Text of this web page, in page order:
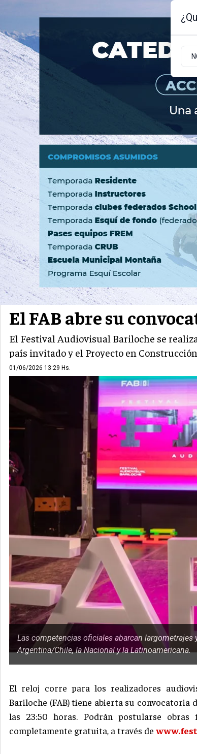
Jueves 6 de 2026
BARILOCHE ZONA
CULTURA
CINE
El FAB abre su
El Festival Audiovisual Bariloche se
país invitado y el Proyecto en
01/06/2026 13:29 Hs.
Las competencias oficiales abarcan
Argentina/Chile, la Nacional y la Latinoamericana.
El reloj corre para los realizadores
Bariloche (FAB) tiene abierta su convocatoria
las 23:50 horas. Podrán postularse
completamente gratuita, a través de